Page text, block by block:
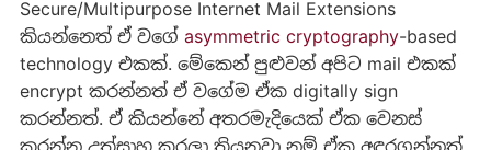
Secure/Multipurpose Internet Mail Extensions
කියන්නෙත් ඒ වගේ asymmetric cryptography-based
technology එකක්. මේකෙන් පුළුවන් අපිට mail එකක්
encrypt කරන්නත් ඒ වගේම ඒක digitally sign
කරන්නත්. ඒ කියන්නේ අතරමැදියෙක් ඒක වෙනස්
කරන්න උත්සාහ කරලා තියනවා නම් ඒක අඳුරගන්නත්